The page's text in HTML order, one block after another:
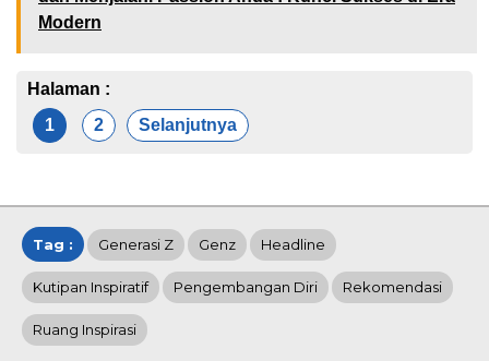
Modern
Halaman :
1
2 Selanjutnya
Tag : Generasi Z Genz Headline
Kutipan Inspiratif Pengembangan Diri Rekomendasi
Ruang Inspirasi